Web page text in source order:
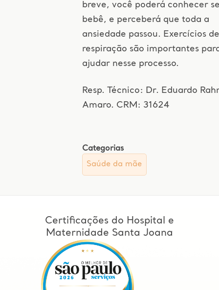
breve, você poderá conhecer
bebê, e perceberá que toda a
ansiedade passou. Exercícios de
respiração são importantes
ajudar nesse processo.
Resp. Técnico: Dr. Eduardo
Amaro. CRM: 31624
Categorias
Saúde da mãe
Certificações do Hospital e
Maternidade Santa Joana